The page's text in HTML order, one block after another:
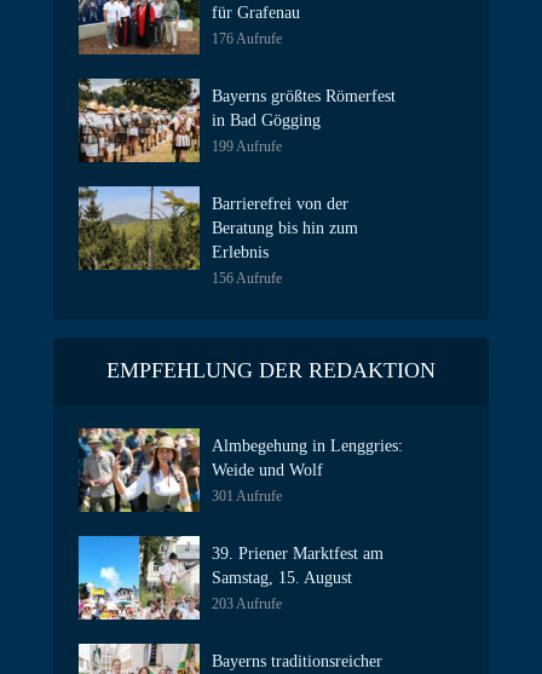
für Grafenau
176 Aufrufe
Bayerns größtes Römerfest
in Bad Gögging
199 Aufrufe
Barrierefrei von der
Beratung bis hin zum
Erlebnis
156 Aufrufe
EMPFEHLUNG DER REDAKTION
Almbegehung in Lenggries:
Weide und Wolf
301 Aufrufe
39. Priener Marktfest am
Samstag, 15. August
203 Aufrufe
Bayerns traditionsreicher